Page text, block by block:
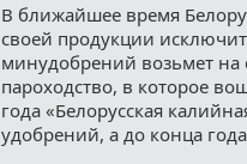
В ближайшее время
своей продукции
минудобрений возьмет на
пароходство, в которое
года «Белорусская
удобрений, а до конца